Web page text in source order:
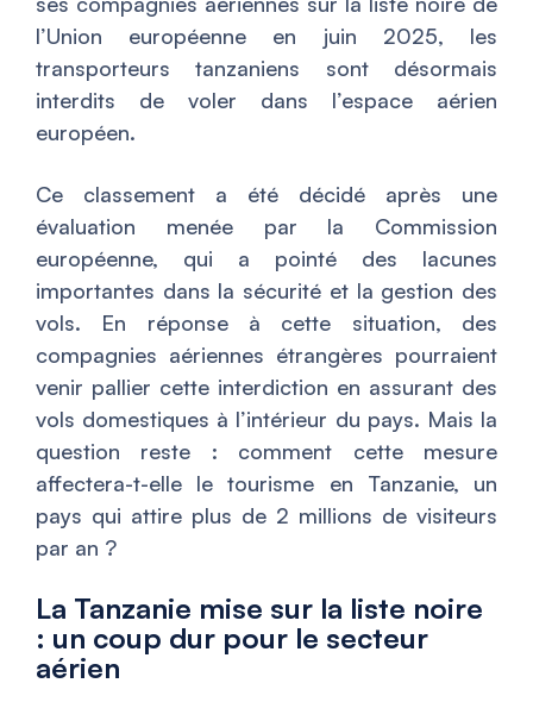
l’Union européenne en juin 2025, les
transporteurs tanzaniens sont désormais
interdits de voler dans l’espace aérien
européen.
Ce classement a été décidé après une
évaluation menée par la Commission
européenne, qui a pointé des lacunes
importantes dans la sécurité et la gestion des
vols. En réponse à cette situation, des
compagnies aériennes étrangères pourraient
venir pallier cette interdiction en assurant des
vols domestiques à l’intérieur du pays. Mais la
question reste : comment cette mesure
affectera-t-elle le tourisme en Tanzanie, un
pays qui attire plus de 2 millions de visiteurs
par an ?
La Tanzanie mise sur la liste noire
: un coup dur pour le secteur
aérien